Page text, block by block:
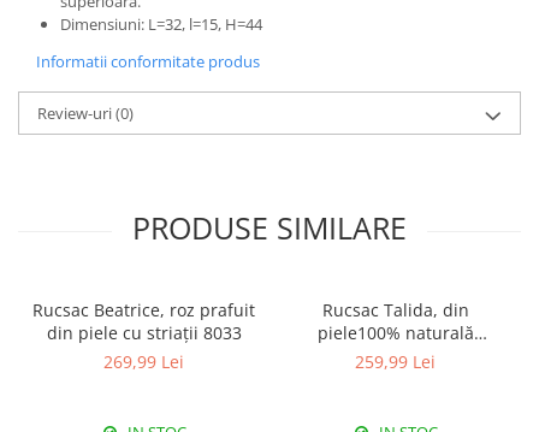
Dimensiuni: L=32, l=15, H=44
Informatii conformitate produs
Review-uri(0)
PRODUSE SIMILARE
Rucsac Beatrice, roz prafuit
din piele cu striații 8033
269,99 Lei
Rucsac Talida, din
piele100% naturală
magenta, 8111
259,99 Lei